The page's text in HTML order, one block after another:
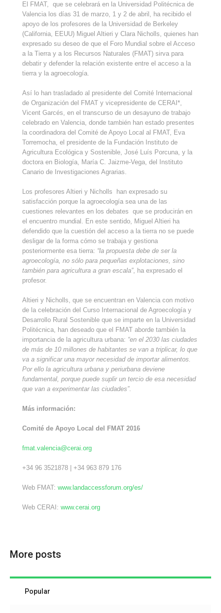
El FMAT, que se celebrará en la Universidad Politécnica de
Valencia los días 31 de marzo, 1 y 2 de abril, ha recibido el
apoyo de los profesores de la Universidad de Berkeley
(California, EEUU) Miguel Altieri y Clara Nicholls, quienes han
expresado su deseo de que el Foro Mundial sobre el Acceso
a la Tierra y a los Recursos Naturales (FMAT) sirva para
debatir y defender la relación existente entre el acceso a la
tierra y la agroecología.
Así lo han trasladado al presidente del Comité Internacional
de Organización del FMAT y vicepresidente de CERAI*,
Vicent Garcés, en el transcurso de un desayuno de trabajo
celebrado en Valencia, donde también han estado presentes
la coordinadora del Comité de Apoyo Local al FMAT, Eva
Torremocha, el presidente de la Fundación Instituto de
Agricultura Ecológica y Sostenible, José Luís Porcuna, y la
doctora en Biología, María C. Jaizme-Vega, del Instituto
Canario de Investigaciones Agrarias.
Los profesores Altieri y Nicholls han expresado su
satisfacción porque la agroecología sea una de las
cuestiones relevantes en los debates que se producirán en
el encuentro mundial. En este sentido, Miguel Altieri ha
defendido que la cuestión del acceso a la tierra no se puede
desligar de la forma cómo se trabaja y gestiona
posteriormente esa tierra: “la propuesta debe de ser la
agroecología, no sólo para pequeñas explotaciones, sino
también para agricultura a gran escala”, ha expresado el
profesor.
Altieri y Nicholls, que se encuentran en Valencia con motivo
de la celebración del Curso Internacional de Agroecología y
Desarrollo Rural Sostenible que se imparte en la Universidad
Politécnica, han deseado que el FMAT aborde también la
importancia de la agricultura urbana: “en el 2030 las ciudades
de más de 10 millones de habitantes se van a triplicar, lo que
va a significar una mayor necesidad de importar alimentos.
Por ello la agricultura urbana y periurbana deviene
fundamental, porque puede suplir un tercio de esa necesidad
que van a experimentar las ciudades”.
Más información:
Comité de Apoyo Local del FMAT 2016
fmat.valencia@cerai.org
+34 96 3521878 | +34 963 879 176
Web FMAT: www.landaccessforum.org/es/
Web CERAI: www.cerai.org
More posts
Popular